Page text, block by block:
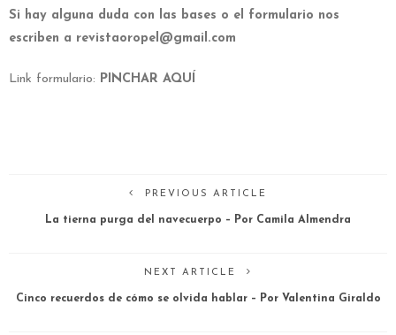
Si hay alguna duda con las bases o el formulario nos
escriben a revistaoropel@gmail.com
Link formulario: PINCHAR AQUÍ
PREVIOUS ARTICLE
La tierna purga del navecuerpo – Por Camila Almendra
NEXT ARTICLE
Cinco recuerdos de cómo se olvida hablar – Por Valentina Giraldo